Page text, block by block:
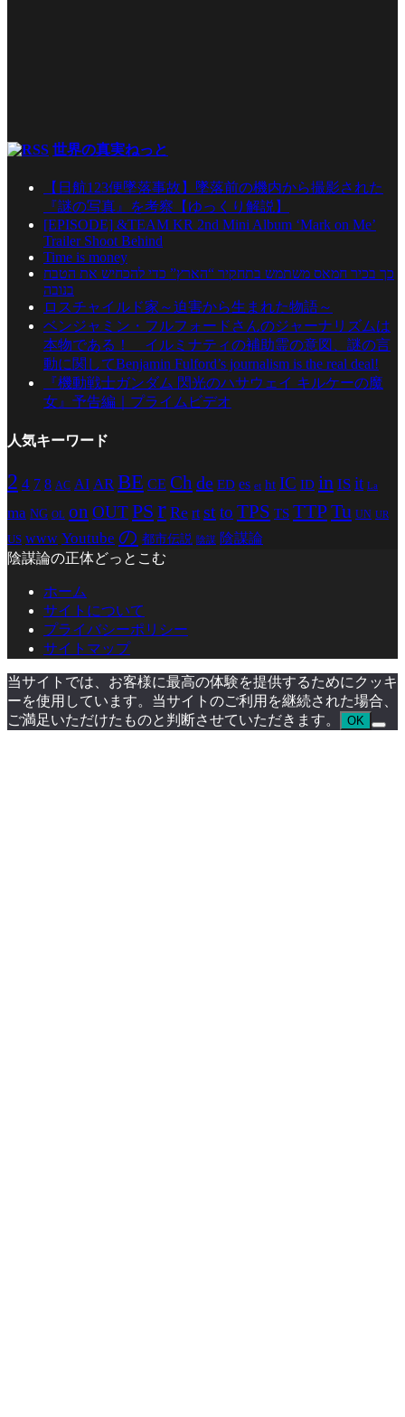
世界の真実ねっと
【日航123便墜落事故】墜落前の機内から撮影された
『謎の写真』を考察【ゆっくり解説】
[EPISODE] &TEAM KR 2nd Mini Album ‘Mark on Me’
Trailer Shoot Behind
Time is money
כך בכיר חמאס משתמש בתחקיר “הארץ” כדי להכחיש את הטבח
בנובה
ロスチャイルド家～迫害から生まれた物語～
ベンジャミン・フルフォードさんのジャーナリズムは
本物である！ イルミナティの補助霊の意図、謎の言
動に関してBenjamin Fulford’s journalism is the real deal!
『機動戦士ガンダム 閃光のハサウェイ キルケーの魔
女』予告編｜プライムビデオ
人気キーワード
2 4 7 8 AC AI AR BE CE Ch de ED es et ht IC ID in IS it La
ma NG OL on OUTPS r Re rt st to TPS TS TTPTu UN UR
US www Youtube の 都市伝説 陰謀 陰謀論
陰謀論の正体どっとこむ
ホーム
サイトについて
プライバシーポリシー
サイトマップ
当サイトでは、お客様に最高の体験を提供するためにクッキ
ーを使用しています。当サイトのご利用を継続された場合、
ご満足いただけたものと判断させていただきます。
OK